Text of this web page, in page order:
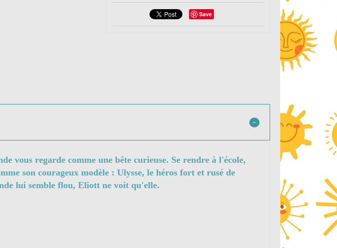
Save
vous regarde comme une bête curieuse. Se rendre à l'école,
son courageux modèle : Ulysse, le héros fort et rusé de
lui semble flou, Eliott ne voit qu'elle.